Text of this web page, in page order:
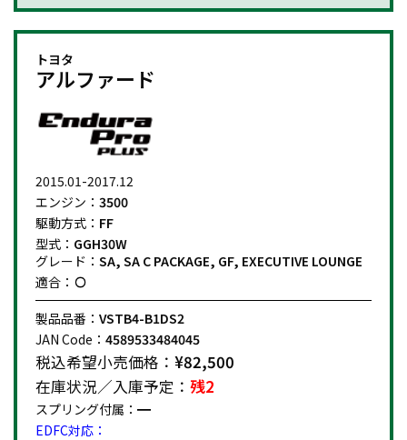
トヨタ
アルファード
2015.01-2017.12
エンジン： 3500
駆動方式： FF
型式： GGH30W
グレード： SA, SA C PACKAGE, GF, EXECUTIVE LOUNGE
適合：
製品品番： VSTB4-B1DS2
JAN Code： 4589533484045
税込希望小売価格： ¥82,500
在庫状況／入庫予定： 残2
スプリング付属：
EDFC対応：